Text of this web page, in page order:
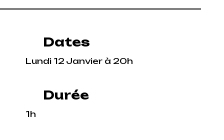
Dates
Lundi 12 Janvier à 20h
Durée
1h